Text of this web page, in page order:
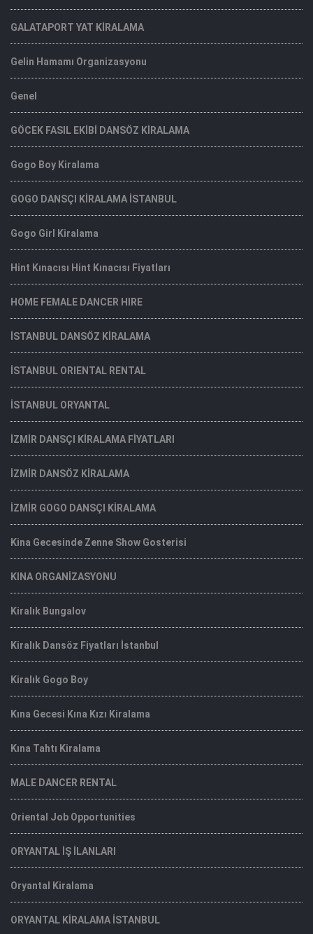
GALATAPORT YAT KİRALAMA
Gelin Hamamı Organizasyonu
Genel
GÖCEK FASIL EKİBİ DANSÖZ KİRALAMA
Gogo Boy Kiralama
GOGO DANSÇI KİRALAMA İSTANBUL
Gogo Girl Kiralama
Hint Kınacısı Hint Kınacısı Fiyatları
HOME FEMALE DANCER HIRE
İSTANBUL DANSÖZ KİRALAMA
İSTANBUL ORIENTAL RENTAL
İSTANBUL ORYANTAL
İZMİR DANSÇI KİRALAMA FİYATLARI
İZMİR DANSÖZ KİRALAMA
İZMİR GOGO DANSÇI KİRALAMA
Kina Gecesinde Zenne Show Gosterisi
KINA ORGANİZASYONU
Kiralık Bungalov
Kiralık Dansöz Fiyatları İstanbul
Kiralık Gogo Boy
Kına Gecesi Kına Kızı Kiralama
Kına Tahtı Kiralama
MALE DANCER RENTAL
Oriental Job Opportunities
ORYANTAL İŞ İLANLARI
Oryantal Kiralama
ORYANTAL KİRALAMA İSTANBUL